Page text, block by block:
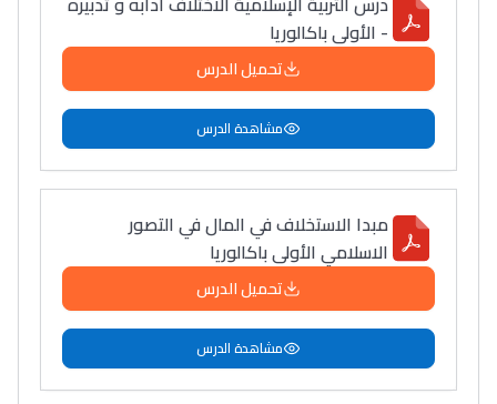
- الأولى باكالوريا
تحميل الدرس
مشاهدة الدرس
مبدا الاستخلاف في المال في التصور
الاسلامي الأولى باكالوريا
تحميل الدرس
مشاهدة الدرس